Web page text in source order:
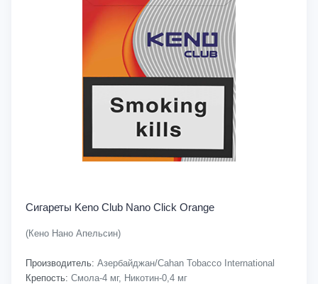
Сигареты Keno Club Nano Click Orange
(Кено Нано Апельсин)
Производитель: Азербайджан/Cahan Tobacco International
Крепость: Смола-4 мг, Никотин-0,4 мг